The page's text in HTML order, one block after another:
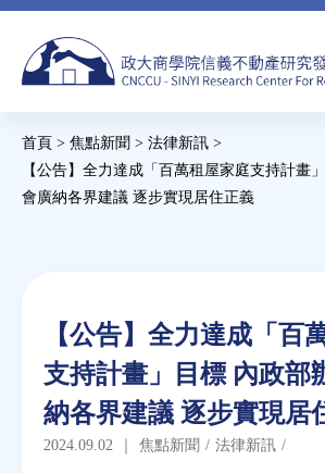
Jump
navigation
搜
尋
搜
尋
教育推廣
房市分析
您
在
首頁 > 焦點新聞 > 法律新訊 >
【公告】全力達成「百萬租屋家庭支持計畫
會廣納各界建議 逐步實現居住正義
Back
top
【公告】全力達成「百
支持計畫」目標 內政部
納各界建議 逐步實現居
2024.09.02 ｜ 焦點新聞 / 法律新訊 /